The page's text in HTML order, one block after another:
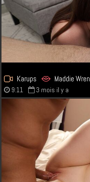
Karups Maddie Wren
9:11 3 mois il y a